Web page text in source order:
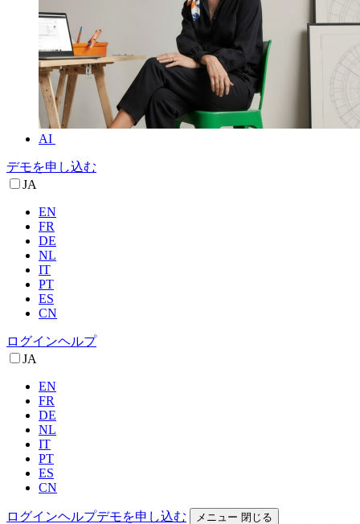
AI
デモを申し込む
JA
EN
FR
DE
NL
IT
PT
ES
CN
ログインヘルプ
JA
EN
FR
DE
NL
IT
PT
ES
CN
ログインヘルプデモを申し込む メニュー 閉じる